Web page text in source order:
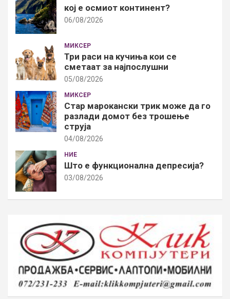
кој е осмиот континент?
06/08/2026
МИКСЕР
Три раси на кучиња кои се
сметаат за најпослушни
05/08/2026
МИКСЕР
Стар марокански трик може да го
разлади домот без трошење
струја
04/08/2026
НИЕ
Што е функционална депресија?
03/08/2026